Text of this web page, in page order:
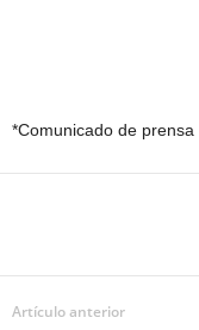
*Comunicado de prensa
Artículo anterior